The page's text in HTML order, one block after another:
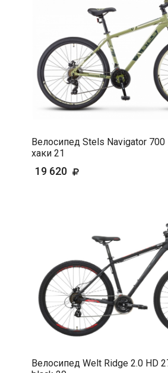
Велосипед Stels Navigator 700
хаки 21
19 620
Велосипед Welt Ridge 2.0 HD